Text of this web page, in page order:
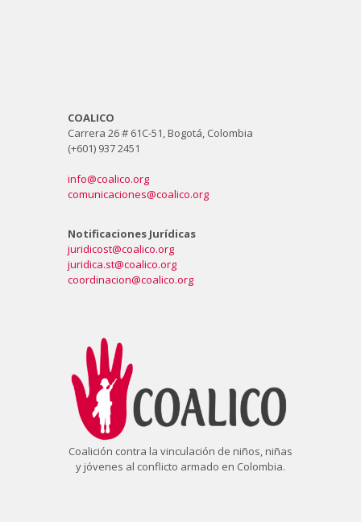
COALICO
Carrera 26 # 61C-51, Bogotá, Colombia
(+601) 937 2451
info@coalico.org
comunicaciones@coalico.org
Notificaciones Jurídicas
juridicost@coalico.org
juridica.st@coalico.org
coordinacion@coalico.org
Coalición contra la vinculación de niños, niñas
y jóvenes al conflicto armado en Colombia.